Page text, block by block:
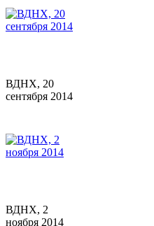
ВДНХ, 20
сентября 2014
ВДНХ, 2
ноября 2014